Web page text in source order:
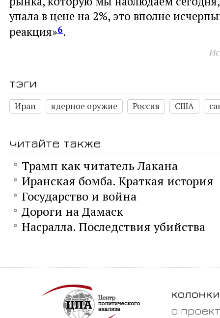
упала в цене на 2%, это вполне
реакция»6.
тэги
Иран ядерное оружие Россия США
читайте также
Трамп как читатель Лакана
Иранская бомба. Краткая история
Государство и война
Дороги на Дамаск
Насралла. Последствия убийства
колонки
о